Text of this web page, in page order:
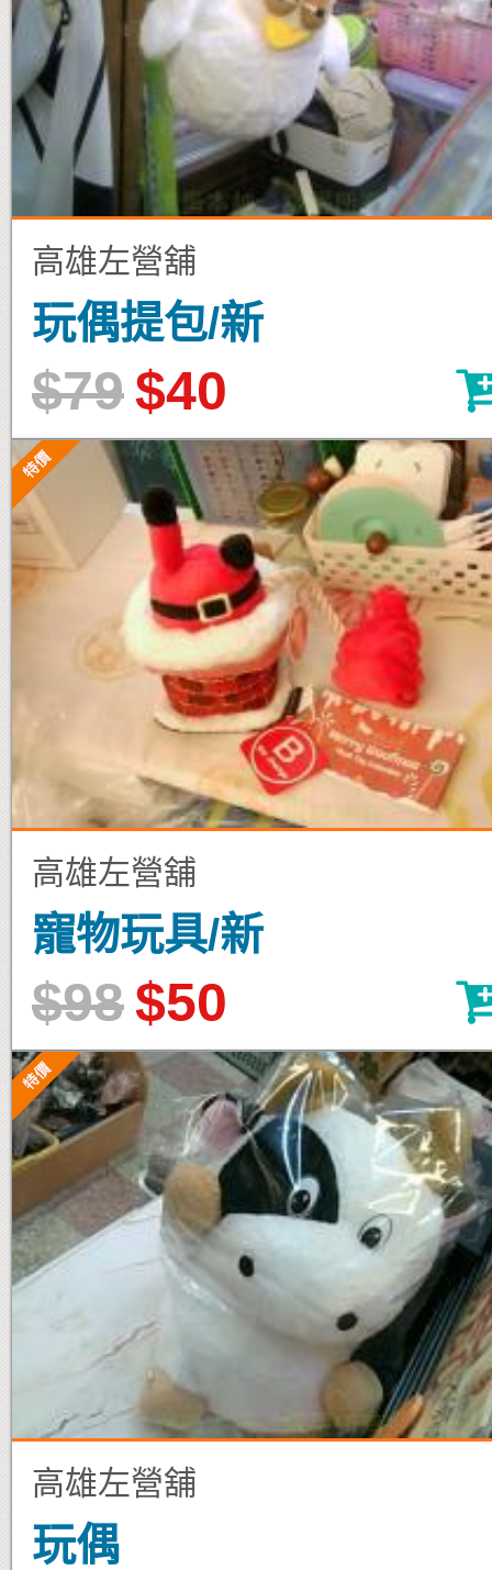
高雄左營舖
玩偶提包/新
$79$40
高雄左營舖
寵物玩具/新
$98$50
高雄左營舖
玩偶